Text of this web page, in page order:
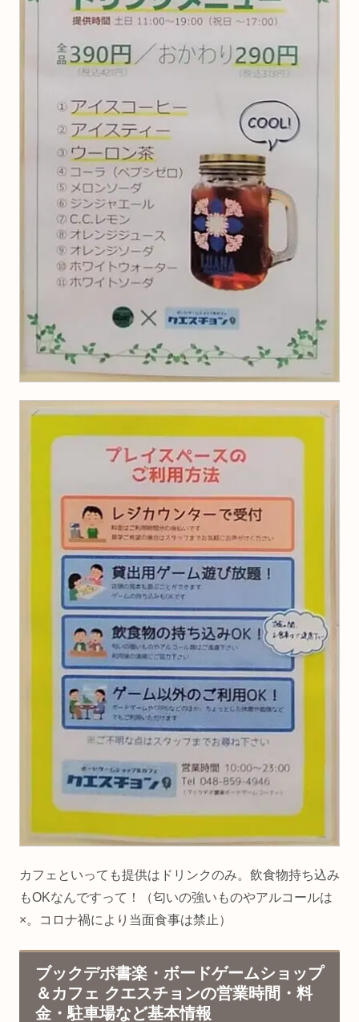
カフェといっても提供はドリンクのみ。飲食物持ち込み
もOKなんですって！（匂いの強いものやアルコールは
×。コロナ禍により当面食事は禁止）
ブックデポ書楽・ボードゲームショップ
＆カフェ クエスチョンの営業時間・料
金・駐車場など基本情報